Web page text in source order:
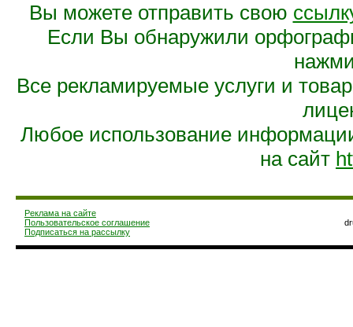
Вы можете отправить свою
Если Вы обнаружили
Все рекламируемые услуги и
Любое использование
на сайт
Реклама на сайте
Пользовательское соглашение
Подписаться на рассылку